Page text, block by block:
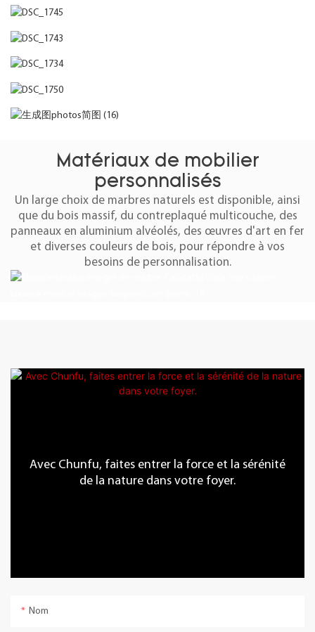
Matériaux de mobilier
personnalisés
Un large choix de marbres naturels est disponible, ainsi
que du bois massif, du contreplaqué multicouche, des
panneaux en aluminium alvéolés, des œuvres d'art en fer
et diverses couleurs de bois, pour répondre à vos
besoins de personnalisation.
Avec Chunfu, faites entrer la force et la sérénité
de la nature dans votre foyer.
Nom